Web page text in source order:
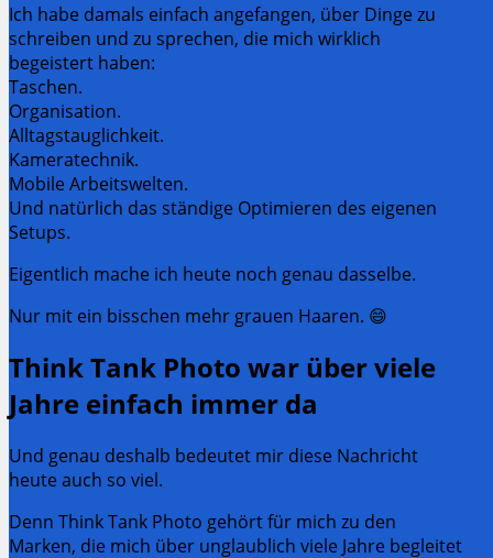
Ich habe damals einfach angefangen, über Dinge zu
schreiben und zu sprechen, die mich wirklich
begeistert haben:
Taschen.
Organisation.
Alltagstauglichkeit.
Kameratechnik.
Mobile Arbeitswelten.
Und natürlich das ständige Optimieren des eigenen
Setups.
Eigentlich mache ich heute noch genau dasselbe.
Nur mit ein bisschen mehr grauen Haaren. 😄
Think Tank Photo war über viele
Jahre einfach immer da
Und genau deshalb bedeutet mir diese Nachricht
heute auch so viel.
Denn Think Tank Photo gehört für mich zu den
Marken, die mich über unglaublich viele Jahre begleitet